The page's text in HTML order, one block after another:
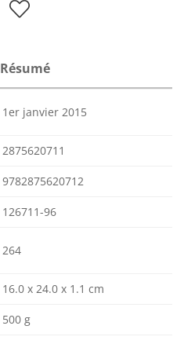
Résumé
1er janvier 2015
2875620711
9782875620712
126711-96
264
16.0 x 24.0 x 1.1 cm
500 g